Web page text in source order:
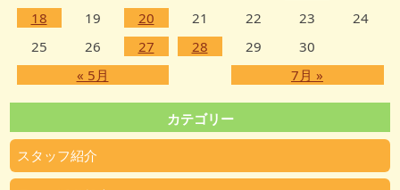
« 5月 7月 »
18
19 20 21 22 23
24
25
26 27 28 29 30
カテゴリー
スタッフ紹介